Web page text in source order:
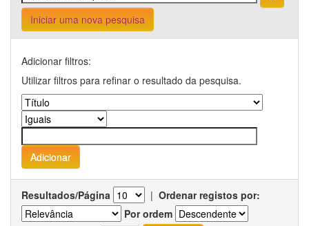
Iniciar uma nova pesquisa
Adicionar filtros:
Utilizar filtros para refinar o resultado da pesquisa.
Resultados/Página | Ordenar registos por:
Por ordem